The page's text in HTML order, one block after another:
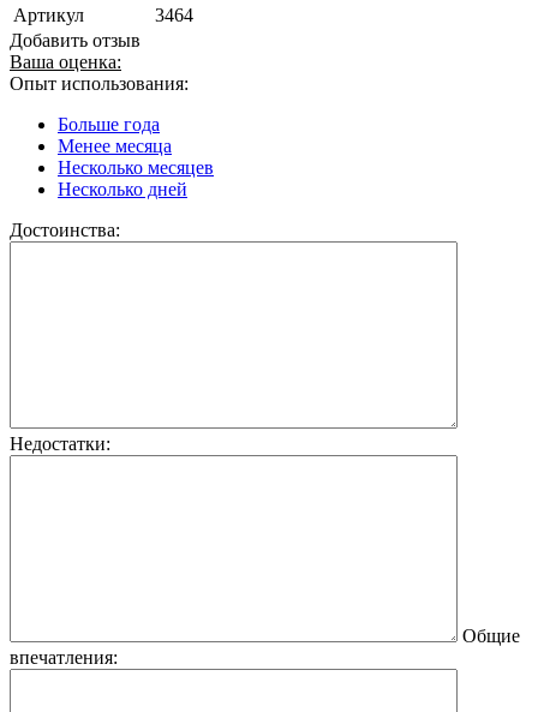
Артикул
3464
Добавить отзыв
Ваша оценка:
Опыт использования:
Больше года
Менее месяца
Несколько месяцев
Несколько дней
Достоинства:
Недостатки:
Общие
впечатления: